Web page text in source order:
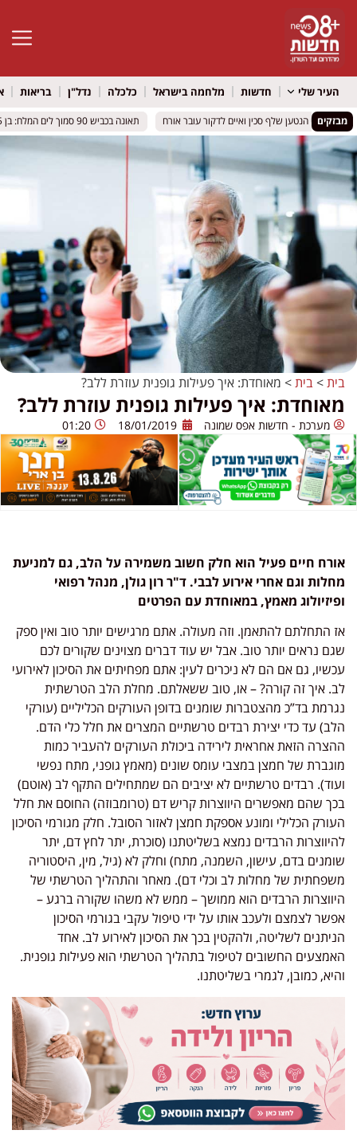
פתח
העיר שלי חדשות מלחמה בישראל כלכלה נדל"ן בריאות
מבזקים
שלפי הנטען שלף סכין ואיים לדקור עובר אורח
שלפי הנטען שלף סכין ואיים לדקור עובר אורח תאונה בכביש 90 סמוך לים המלח: בן 15 נפצע בינוני, ארבעה נוספים נפגעו
תאונה בכביש 90 סמוך לים המלח: בן 15 נפצע בינוני, ארבעה נוספים נפגעו
בית>בית> מאוחדת: איך פעילות גופנית עוזרת ללב?
מאוחדת: איך פעילות גופנית עוזרת ללב?
מערכת - חדשות אפס שמונה 18/01/2019
01:20
אורח חיים פעיל הוא חלק חשוב משמירה על הלב, גם למניעת
מחלות וגם אחרי אירוע לבבי. ד"ר רון גולן, מנהל רפואי
ופיזיולוג מאמץ, במאוחדתעם הפרטים
אז התחלתם להתאמן. וזה מעולה. אתם מרגישים יותר טוב ואין ספק
שגם נראים יותר טוב. אבל יש עוד דברים מצוינים שקורים לכם
עכשיו, גם אם הם לא ניכרים לעין: אתם מפחיתים את הסיכון לאירועי
לב. איך זה קורה? – או, טוב ששאלתם. מחלת הלב הטרשתית
נגרמת בד”כ מהצטברות שומנים בדופן העורקים הכליליים (עורקי
הלב) עד כדי יצירת רבדים טרשתיים המצרים את חלל כלי הדם.
ההצרה הזאת אחראית לירידה ביכולת העורקים להעביר כמות
מוגברת של חמצן במצבי עומס שונים (מאמץ גופני, מתח נפשי
ועוד). רבדים טרשתיים לא יציבים הם שמתחילים התקף לב (אוטם)
בכך שהם מאפשרים היווצרות קריש דם (טרומבוזה) החוסם את חלל
העורק הכלילי ומונע אספקת חמצן לאזור הסובל. חלק מגורמי הסיכון
להיווצרות הרבדים נמצא בשליטתנו (סוכרת, יתר לחץ דם, יתר
שומנים בדם, עישון, השמנה, מתח) וחלק לא (גיל, מין, היסטוריה
משפחתית של מחלות לב וכלי דם). מאחר והתהליך הטרשתי של
היווצרות הרבדים הוא ממושך – ממש לא משהו שקורה ברגע –
אפשר לצמצם ולעכב אותו על ידי טיפול עקבי בגורמי הסיכון
הניתנים לשליטה, ולהקטין בכך את הסיכון לאירוע לב. אחד
האמצעים החשובים לטיפול בתהליך הטרשתי הוא פעילות גופנית.
והיא, כמובן, לגמרי בשליטתנו.